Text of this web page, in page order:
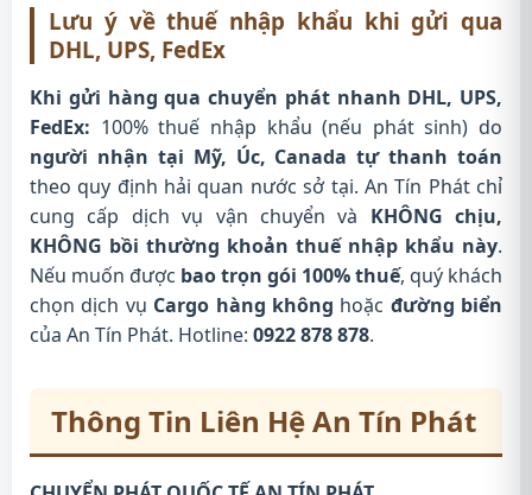
Lưu ý về thuế nhập khẩu khi gửi qua
DHL, UPS, FedEx
Khi gửi hàng qua chuyển phát nhanh DHL, UPS,
FedEx: 100% thuế nhập khẩu (nếu phát sinh) do
người nhận tại Mỹ, Úc, Canada tự thanh toán
theo quy định hải quan nước sở tại. An Tín Phát chỉ
cung cấp dịch vụ vận chuyển và KHÔNG chịu,
KHÔNG bồi thường khoản thuế nhập khẩu này.
Nếu muốn được bao trọn gói 100% thuế, quý khách
chọn dịch vụ Cargo hàng không hoặc đường biển
của An Tín Phát. Hotline: 0922 878 878.
Thông Tin Liên Hệ An Tín Phát